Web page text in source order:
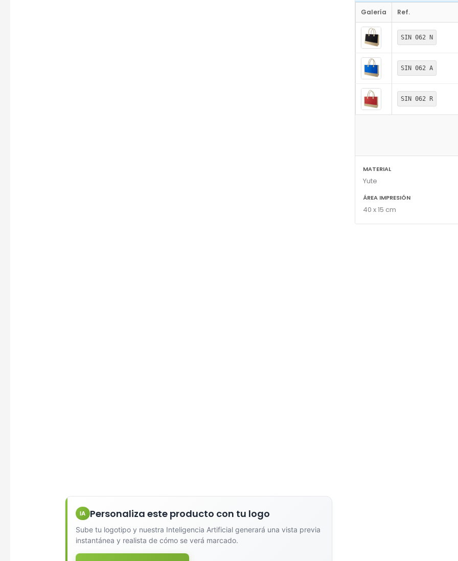
IA Personaliza este producto con tu logo
Sube tu logotipo y nuestra Inteligencia Artificial generará una vista previa
instantánea y realista de cómo se verá marcado.
Una Tinta
Marcado en un solo color plano (ideal
Galería Ref.
SIN 062 N
SIN 062 A
SIN 062 R
MATERIAL
Yute
ÁREA IMPRESIÓN
40 x 15 cm